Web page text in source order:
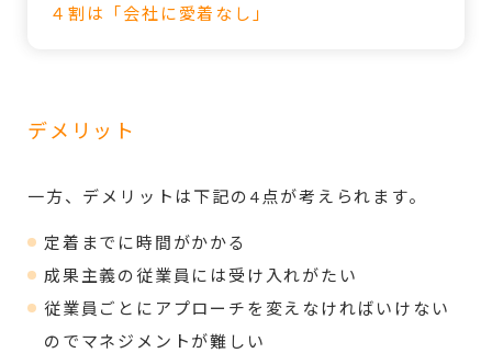
４割は「会社に愛着なし」
デメリット
一方、デメリットは下記の4点が考えられます。
定着までに時間がかかる
成果主義の従業員には受け入れがたい
従業員ごとにアプローチを変えなければいけない
のでマネジメントが難しい